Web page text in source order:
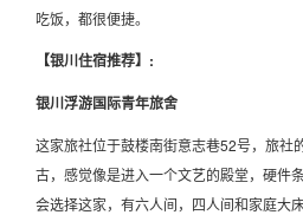
吃饭，都很便捷。
【银川住宿推荐】:
银川浮游国际青年旅舍
这家旅社位于鼓楼南街意志巷52号，旅社
古，感觉像是进入一个文艺的殿堂，硬件
会选择这家，有六人间，四人间和家庭大